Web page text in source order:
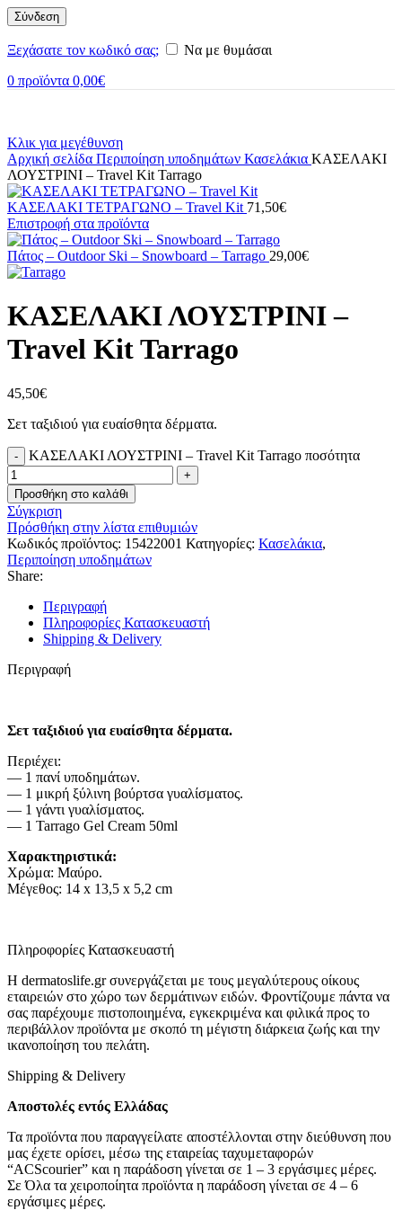
Σύνδεση
Ξεχάσατε τον κωδικό σας;
Να με θυμάσαι
0 προϊόντα 0,00€
Κλικ για μεγέθυνση
Αρχική σελίδα Περιποίηση υποδημάτων Κασελάκια ΚΑΣΕΛΑΚΙ
ΛΟΥΣΤΡΙΝΙ – Travel Kit Tarrago
ΚΑΣΕΛΑΚΙ ΤΕΤΡΑΓΩΝΟ – Travel Kit 71,50€
Επιστροφή στα προϊόντα
Πάτος – Outdoor Ski – Snowboard – Tarrago 29,00€
ΚΑΣΕΛΑΚΙ ΛΟΥΣΤΡΙΝΙ –
Travel Kit Tarrago
45,50€
Σετ ταξιδιού για ευαίσθητα δέρματα.
ΚΑΣΕΛΑΚΙ ΛΟΥΣΤΡΙΝΙ – Travel Kit Tarrago ποσότητα
Προσθήκη στο καλάθι
Σύγκριση
Πρόσθήκη στην λίστα επιθυμιών
Κωδικός προϊόντος: 15422001 Κατηγορίες: Κασελάκια,
Περιποίηση υποδημάτων
Share:
Περιγραφή
Πληροφορίες Κατασκευαστή
Shipping & Delivery
Περιγραφή
Σετ ταξιδιού για ευαίσθητα δέρματα.
Περιέχει:
— 1 πανί υποδημάτων.
— 1 μικρή ξύλινη βούρτσα γυαλίσματος.
— 1 γάντι γυαλίσματος.
— 1 Tarrago Gel Cream 50ml
Χαρακτηριστικά:
Χρώμα: Μαύρο.
Μέγεθος: 14 x 13,5 x 5,2 cm
Πληροφορίες Κατασκευαστή
Η dermatoslife.gr συνεργάζεται με τους μεγαλύτερους οίκους
εταιρειών στο χώρο των δερμάτινων ειδών. Φροντίζουμε πάντα να
σας παρέχουμε πιστοποιημένα, εγκεκριμένα και φιλικά προς το
περιβάλλον προϊόντα με σκοπό τη μέγιστη διάρκεια ζωής και την
ικανοποίηση του πελάτη.
Shipping & Delivery
Αποστολές εντός Ελλάδας
Τα προϊόντα που παραγγείλατε αποστέλλονται στην διεύθυνση που
μας έχετε ορίσει, μέσω της εταιρείας ταχυμεταφορών
“ACScourier” και η παράδοση γίνεται σε 1 – 3 εργάσιμες μέρες.
Σε Όλα τα χειροποίητα προϊόντα η παράδοση γίνεται σε 4 – 6
εργάσιμες μέρες.